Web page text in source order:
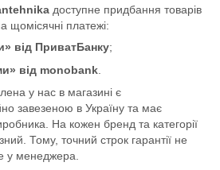
доступне придбання товарів
щомісячні платежі:
від ПриватБанку;
від monobank
у нас в магазині є
завезеною в Україну та має
На кожен бренд та категорії
Тому, точний строк гарантії не
у менеджера.